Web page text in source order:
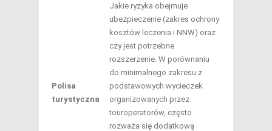
Polisa
turystyczna
Jakie ryzyka obejmuje
ubezpieczenie (zakres ochrony
kosztów leczenia i NNW) oraz
czy jest potrzebne
rozszerzenie. W porównaniu
do minimalnego zakresu z
podstawowych wycieczek
organizowanych przez
touroperatorów, często
rozważa się dodatkową